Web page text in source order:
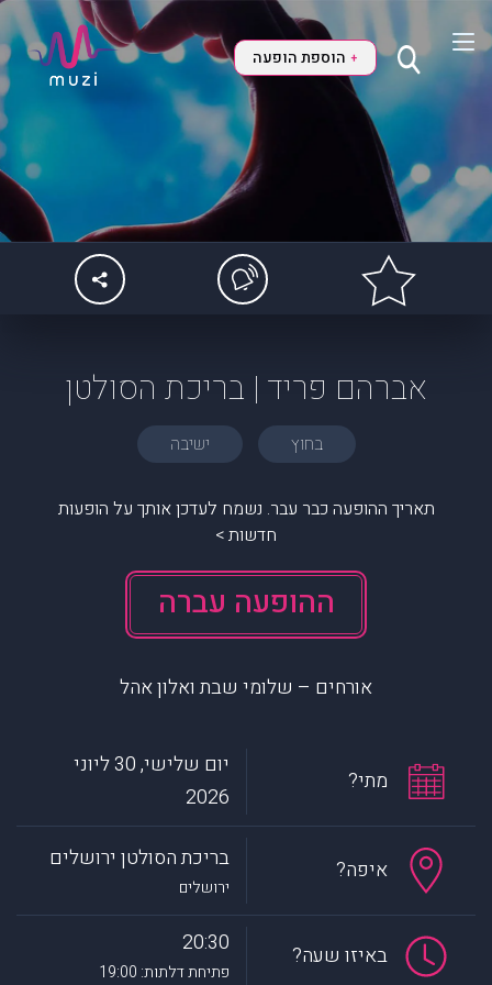
+ הוספת הופעה
אברהם פריד | בריכת הסולטן
בחוץ ישיבה
תאריך ההופעה כבר עבר. נשמח לעדכן אותך על הופעות
חדשות >
ההופעה עברה
אורחים – שלומי שבת ואלון אהל
מתי?
יום שלישי, 30 ליוני
2026
איפה? בריכת הסולטן ירושלים
ירושלים
באיזו שעה? 20:30
פתיחת דלתות: 19:00